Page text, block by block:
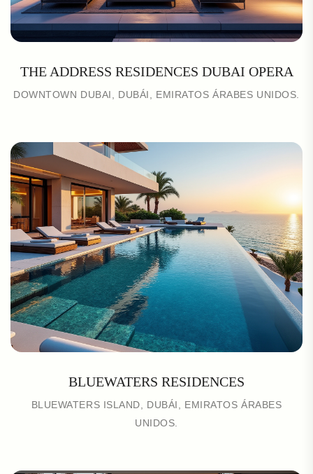
THE ADDRESS RESIDENCES DUBAI OPERA
DOWNTOWN DUBAI, DUBÁI, EMIRATOS ÁRABES UNIDOS.
BLUEWATERS RESIDENCES
BLUEWATERS ISLAND, DUBÁI, EMIRATOS ÁRABES
UNIDOS.